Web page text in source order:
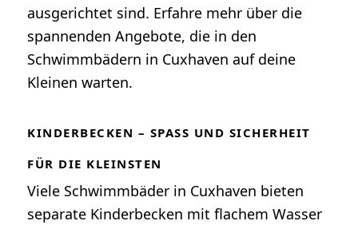
ausgerichtet sind. Erfahre mehr über die
spannenden Angebote, die in den
Schwimmbädern in Cuxhaven auf deine
Kleinen warten.
KINDERBECKEN – SPASS UND SICHERHEIT F
ÜR DIE KLEINSTEN
Viele Schwimmbäder in Cuxhaven bieten
separate Kinderbecken mit flachem Wasser